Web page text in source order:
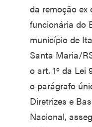
da remoção ex
funcionária do
município de
Santa Maria/
o art. 1º da Lei
o parágrafo
Diretrizes e
Nacional,